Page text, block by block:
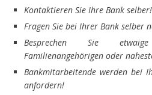
Kontaktieren Sie Ihre Bank selber!
Fragen Sie bei Ihrer Bank selber
Besprechen Sie
Familienangehörigen oder
Bankmitarbeitende werden bei
anfordern!